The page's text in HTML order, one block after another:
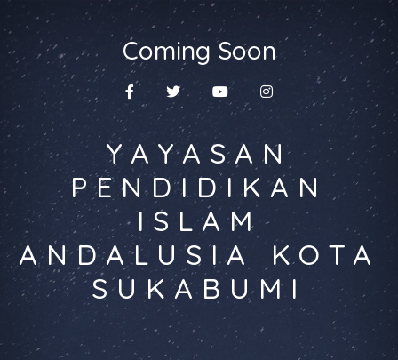
Coming Soon
YAYASAN
PENDIDIKAN
ISLAM
ANDALUSIA KOTA
SUKABUMI